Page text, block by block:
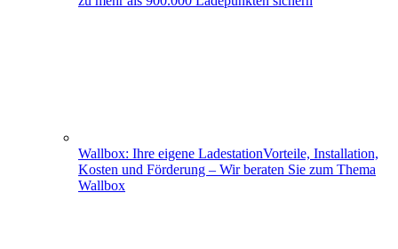
Wallbox: Ihre eigene LadestationVorteile, Installation,
Kosten und Förderung – Wir beraten Sie zum Thema
Wallbox